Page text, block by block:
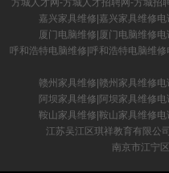
方城人才网-方城人才招聘网-方城招
嘉兴家具维修|嘉兴家具维修
厦门电脑维修|厦门电脑维修
呼和浩特电脑维修|呼和浩特电脑维
赣州家具维修|赣州家具维修
阿坝家具维修|阿坝家具维修
鞍山家具维修|鞍山家具维修
江苏吴江区琪祥教育有限公
南京市江宁